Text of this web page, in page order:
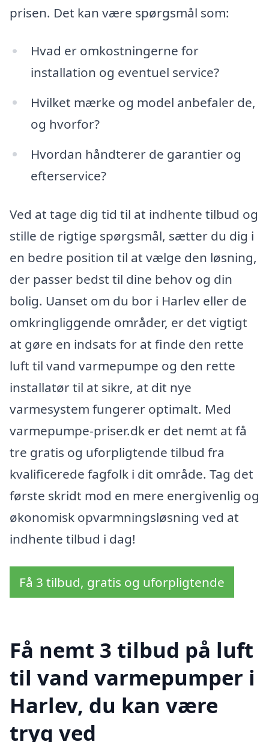
prisen. Det kan være spørgsmål som:
Hvad er omkostningerne for
installation og eventuel service?
Hvilket mærke og model anbefaler de,
og hvorfor?
Hvordan håndterer de garantier og
efterservice?
Ved at tage dig tid til at indhente tilbud og
stille de rigtige spørgsmål, sætter du dig i
en bedre position til at vælge den løsning,
der passer bedst til dine behov og din
bolig. Uanset om du bor i Harlev eller de
omkringliggende områder, er det vigtigt
at gøre en indsats for at finde den rette
luft til vand varmepumpe og den rette
installatør til at sikre, at dit nye
varmesystem fungerer optimalt. Med
varmepumpe-priser.dk er det nemt at få
tre gratis og uforpligtende tilbud fra
kvalificerede fagfolk i dit område. Tag det
første skridt mod en mere energivenlig og
økonomisk opvarmningsløsning ved at
indhente tilbud i dag!
Få 3 tilbud, gratis og uforpligtende
Få nemt 3 tilbud på luft
til vand varmepumper i
Harlev, du kan være
tryg ved